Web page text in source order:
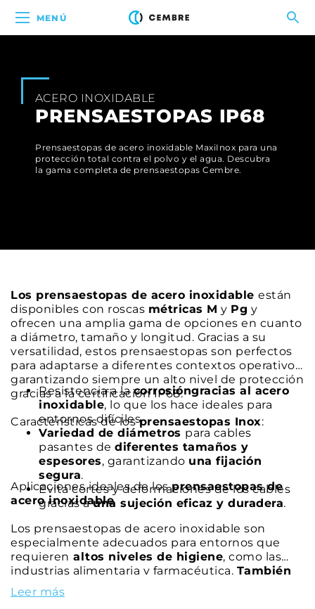
MENÚ
ACERO INOXIDABLE
PRENSAESTOPAS IP68
Prensaestopas de acero inoxidable MaxiInox para una
protección total contra el polvo y el agua. Descubra
la gama completa de prensaestopas Cembre.
Los prensaestopas de acero inoxidable están
disponibles con roscas métricas M y Pg y
ofrecen una amplia gama de opciones en cuanto
a diámetro, tamaño y longitud. Gracias a su
versatilidad, estos prensaestopas son perfectos
para adaptarse a diferentes contextos operativos,
garantizando siempre un alto nivel de protección
gracias a la certificación IP68.
Características de losprensaestopas Inox:
Resistencia a lacorrosióngracias al acero
inoxidable, lo que los hace ideales para
entornos difíciles.
Variedad de diámetros para cables
pasantes de diferentes tamaños y
espesores, garantizando una fijación
segura.
Evita cortes y deformaciones de los cables
gracias auna sujeción eficaz y duradera.
Aplicaciones ideales de losprensaestopas de
acero inoxidable
Los prensaestopas de acero inoxidable son
especialmente adecuados para entornos que
requieren altos niveles de higiene, como las
industrias alimentaria y farmacéutica. También
son resistentes a sustancias corrosivas
los hace ideales para aplicaciones en
Leer más